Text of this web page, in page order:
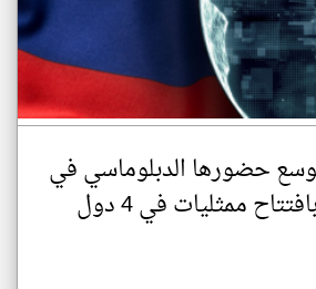
حضورها الدبلوماسي في
إفريقيا بافتتاح ممثليات في 4 دول